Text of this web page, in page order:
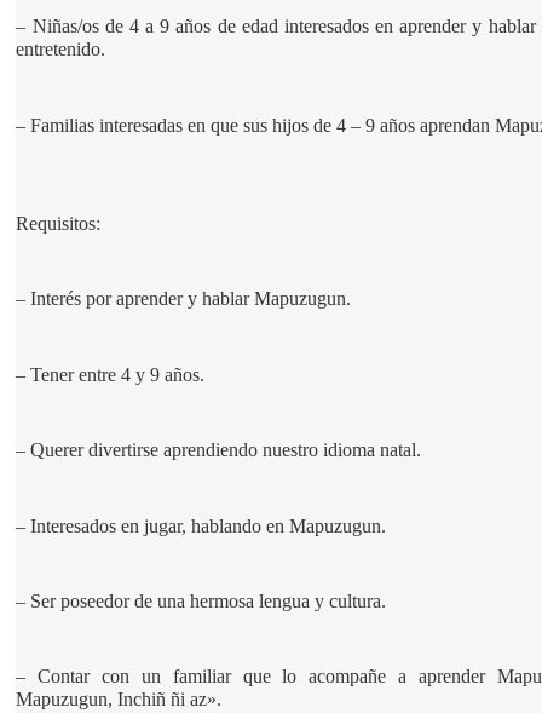
– Niñas/os de 4 a 9 años de edad interesados en aprender y
entretenido.
– Familias interesadas en que sus hijos de 4 – 9 años aprendan
Requisitos:
– Interés por aprender y hablar Mapuzugun.
– Tener entre 4 y 9 años.
– Querer divertirse aprendiendo nuestro idioma natal.
– Interesados en jugar, hablando en Mapuzugun.
– Ser poseedor de una hermosa lengua y cultura.
– Contar con un familiar que lo acompañe a aprender
Mapuzugun, Inchiñ ñi az».